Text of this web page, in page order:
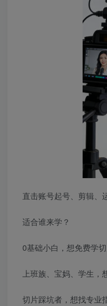
直击账号起号、剪辑、
适合谁来学？
0基础小白，想免费学
上班族、宝妈、学生，
切片踩坑者，想找专业